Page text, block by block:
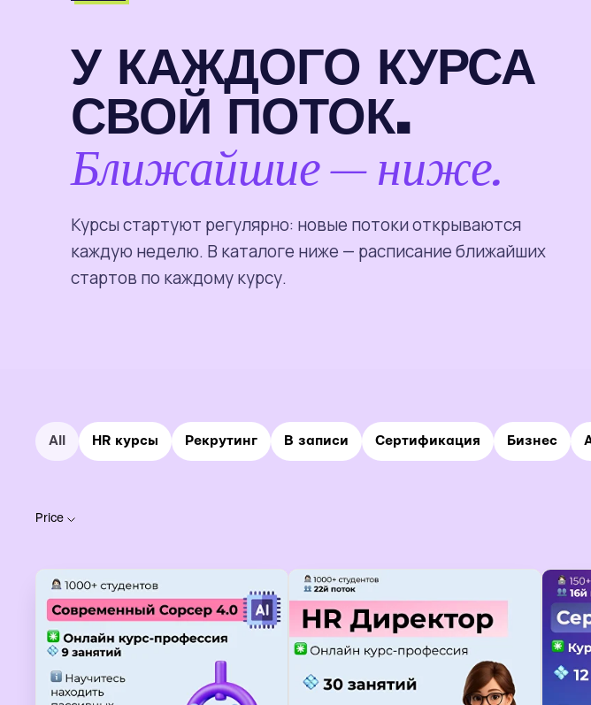
У КАЖДОГО КУРСА
СВОЙ ПОТОК.
Ближайшие — ниже.
Курсы стартуют регулярно: новые потоки открываются
каждую неделю. В каталоге ниже — расписание ближайших
стартов по каждому курсу.
All HR курсы Рекрутинг В записи Сертификация Бизнес
Price